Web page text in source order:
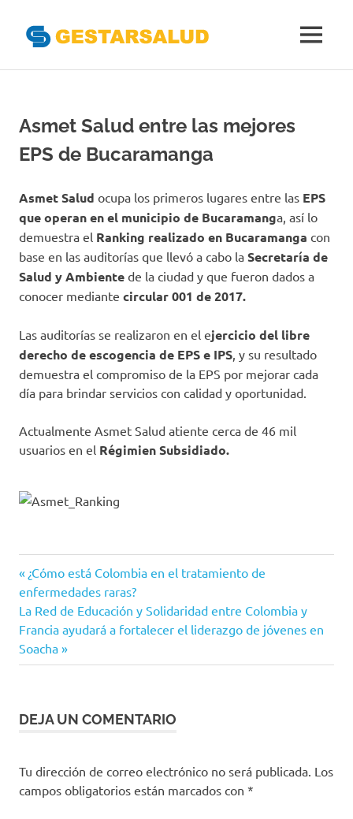
del
Aseguramiento
de
Salud
MENÚ
Asmet Salud entre las mejores
EPS de Bucaramanga
Asmet Salud ocupa los primeros lugares entre las EPS
que operan en el municipio de Bucaramanga, así lo
demuestra el Ranking realizado en Bucaramanga con
base en las auditorías que llevó a cabo la Secretaría de
Salud y Ambiente de la ciudad y que fueron dados a
conocer mediante circular 001 de 2017.
Las auditorías se realizaron en el ejercicio del libre
derecho de escogencia de EPS e IPS, y su resultado
demuestra el compromiso de la EPS por mejorar cada
día para brindar servicios con calidad y oportunidad.
Actualmente Asmet Salud atiente cerca de 46 mil
usuarios en el Régimien Subsidiado.
Salud
bucaramanga
eps
Navegación
de
entradas
Entrada
anterior:
¿Cómo está Colombia en el tratamiento de
enfermedades raras?
Siguiente
entrada:
La Red de Educación y Solidaridad entre Colombia y
Francia ayudará a fortalecer el liderazgo de jóvenes en
Soacha
DEJA UN COMENTARIO
Tu dirección de correo electrónico no será publicada. Los
campos obligatorios están marcados con *